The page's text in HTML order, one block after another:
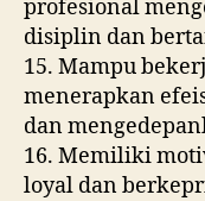
profesional
disiplin dan
15. Mampu
menerapkan
dan
16. Memiliki
loyal dan